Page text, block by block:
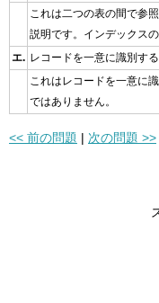
これは二つの表の間で参
説明です。インデックス
エ. レコードを一意に識別す
これはレコードを一意に
ではありません。
<< 前の問題 | 次の問題 >>